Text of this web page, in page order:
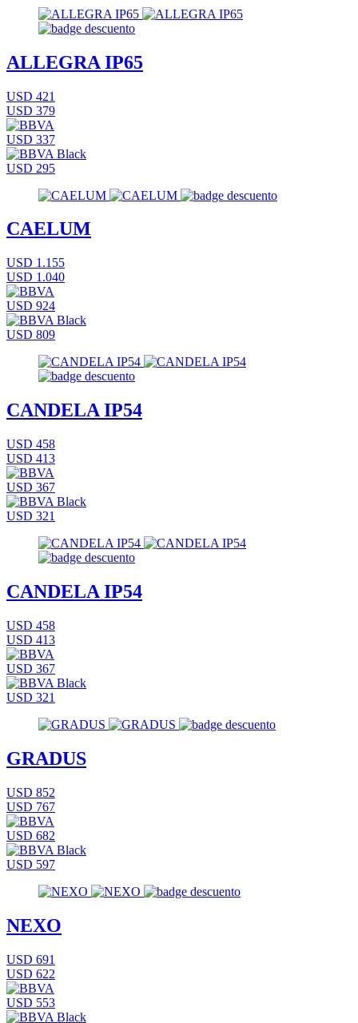
ALLEGRA IP65
USD 421
USD 379
USD 337
USD 295
CAELUM
USD 1.155
USD 1.040
USD 924
USD 809
CANDELA IP54
USD 458
USD 413
USD 367
USD 321
CANDELA IP54
USD 458
USD 413
USD 367
USD 321
GRADUS
USD 852
USD 767
USD 682
USD 597
NEXO
USD 691
USD 622
USD 553